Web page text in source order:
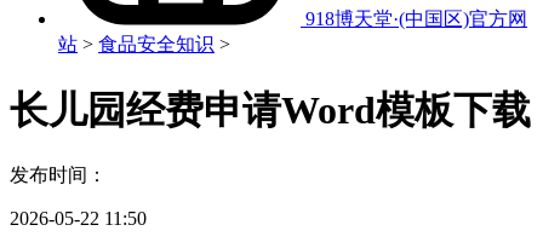
918博天堂·(中国区)官方网
站 > 食品安全知识 >
长儿园经费申请Word模板下载
发布时间：
2026-05-22 11:50